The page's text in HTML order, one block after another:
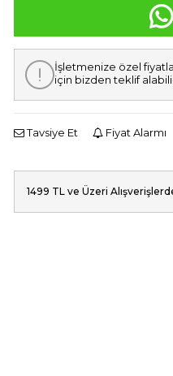
İşletmenize özel
için bizden teklif
Tavsiye Et Fiyat Alarmı
1499 TL ve Üzeri